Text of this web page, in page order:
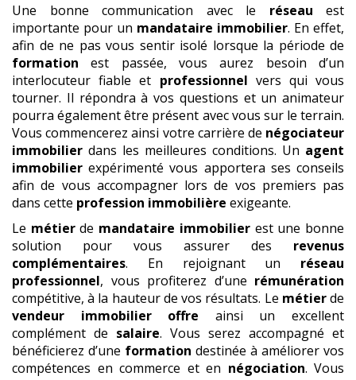
Une bonne communication avec le réseau est
importante pour un mandataire immobilier. En effet,
afin de ne pas vous sentir isolé lorsque la période de
formationest passée, vous aurez besoin d’un
interlocuteur fiable et professionnel vers qui vous
tourner. Il répondra à vos questions et un animateur
pourra également être présent avec vous sur le terrain.
Vous commencerez ainsi votre carrière de négociateur
immobilier dans les meilleures conditions. Un agent
immobilier expérimenté vous apportera ses conseils
afin de vous accompagner lors de vos premiers pas
dans cette profession immobilière exigeante.
Le métierde mandataire immobilierest une bonne
solution pour vous assurer des revenus
complémentaires. En rejoignant un réseau
professionnel, vous profiterez d’une rémunération
compétitive, à la hauteur de vos résultats. Le métierde
vendeur immobilier
offre ainsi un excellent
complément de salaire. Vous serez accompagné et
bénéficierez d’une formation destinée à améliorer vos
compétences en commerce et en négociation. Vous